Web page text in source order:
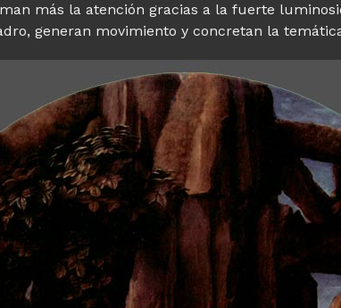
más la atención gracias a la fuerte
generan movimiento y concretan la